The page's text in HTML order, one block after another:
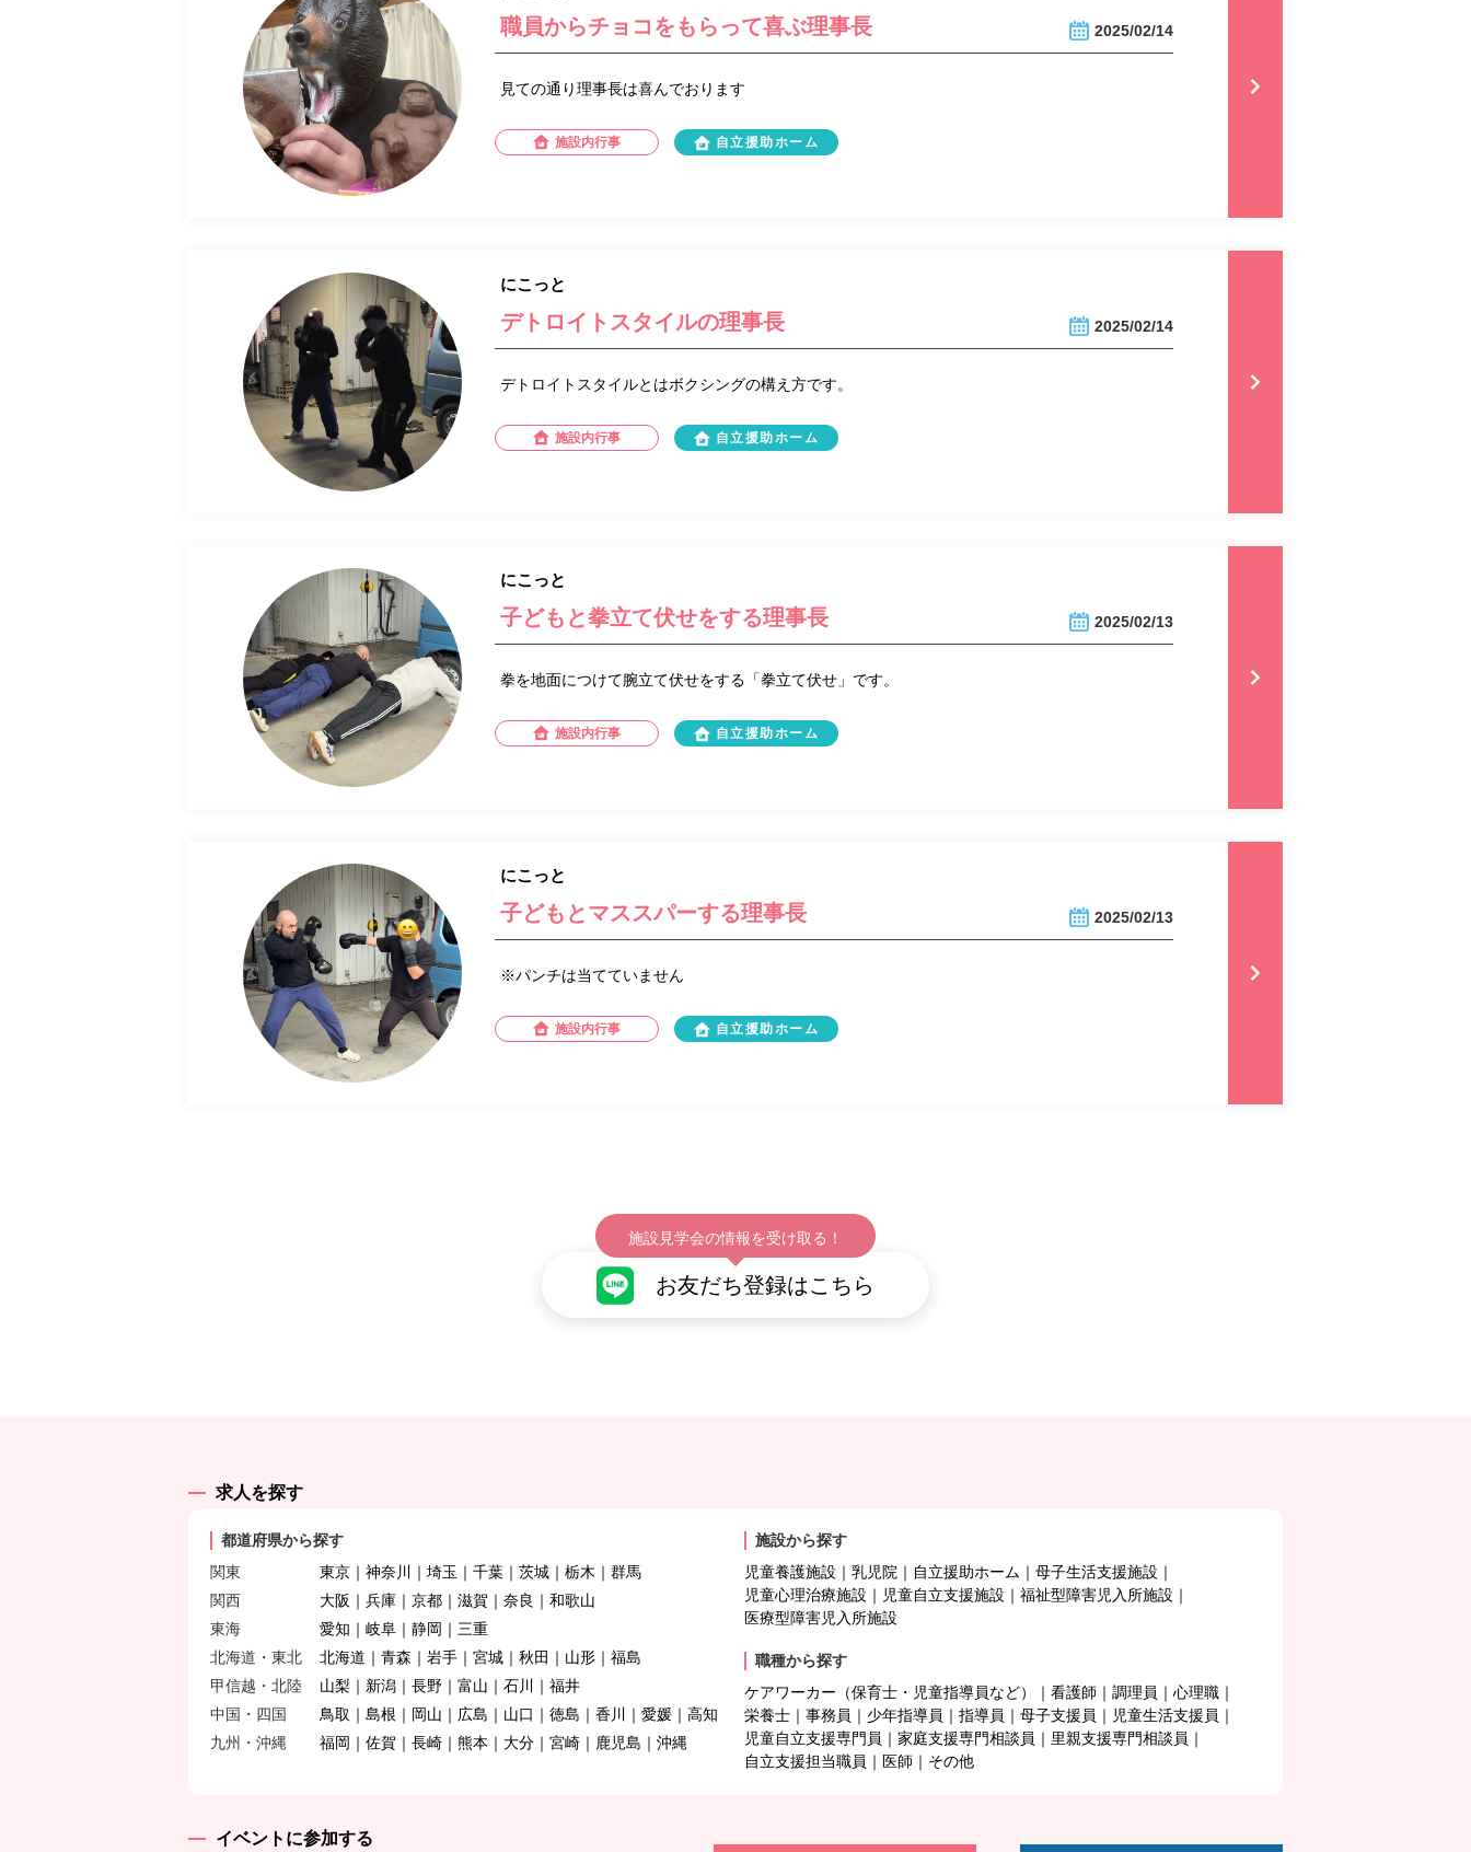
2025/02/14
職員からチョコをもらって喜ぶ理事長
見ての通り理事長は喜んでおります
施設内行事 自立援助ホーム
2025/02/14
にこっと
デトロイトスタイルの理事長
デトロイトスタイルとはボクシングの構え方です。
施設内行事 自立援助ホーム
2025/02/13
にこっと
子どもと拳立て伏せをする理事長
拳を地面につけて腕立て伏せをする「拳立て伏せ」です。
施設内行事 自立援助ホーム
2025/02/13
にこっと
子どもとマススパーする理事長
※パンチは当てていません
施設内行事 自立援助ホーム
施設見学会の情報を受け取る！
お友だち登録はこちら
求人を探す
都道府県から探す
関東
東京 神奈川 埼玉 千葉 茨城 栃木
群馬
関西
大阪 兵庫 京都 滋賀 奈良
和歌山
東海
愛知 岐阜 静岡
三重
北海道・東北
北海道 青森 岩手 宮城 秋田 山形
福島
甲信越・北陸
山梨 新潟 長野 富山 石川
福井
中国・四国
鳥取 島根 岡山 広島 山口 徳島 香川 愛媛
高知
九州・沖縄
福岡 佐賀 長崎 熊本 大分 宮崎 鹿児島 沖縄
施設から探す
児童養護施設
乳児院 自立援助ホーム
母子生活支援施設
児童心理治療施設
児童自立支援施設
福祉型障害児入所施設
医療型障害児入所施設
職種から探す
ケアワーカー（保育士・児童指導員など）
看護師 調理員
心理職
栄養士
事務員 少年指導員 指導員 母子支援員
児童生活支援員
児童自立支援専門員
家庭支援専門相談員
里親支援専門相談員
自立支援担当職員
医師 その他
イベントに参加する